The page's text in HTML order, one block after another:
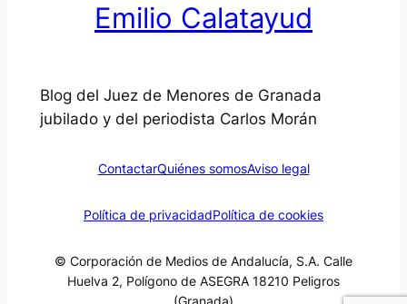
Emilio Calatayud
Blog del Juez de Menores de Granada
jubilado y del periodista Carlos Morán
ContactarQuiénes somosAviso legal
Política de privacidadPolítica de cookies
© Corporación de Medios de Andalucía, S.A. Calle
Huelva 2, Polígono de ASEGRA 18210 Peligros
(Granada)